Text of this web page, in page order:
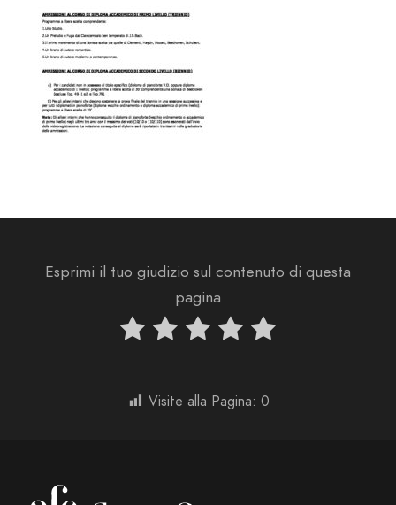
Esprimi il tuo giudizio sul contenuto di questa
pagina
Visite alla Pagina: 0